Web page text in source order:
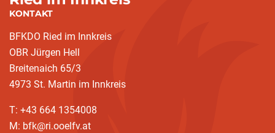
KONTAKT
BFKDO Ried im Innkreis
OBR Jürgen Hell
Breitenaich 65/3
4973 St. Martin im Innkreis
T: +43 664 1354008
M: bfk@ri.ooelfv.at